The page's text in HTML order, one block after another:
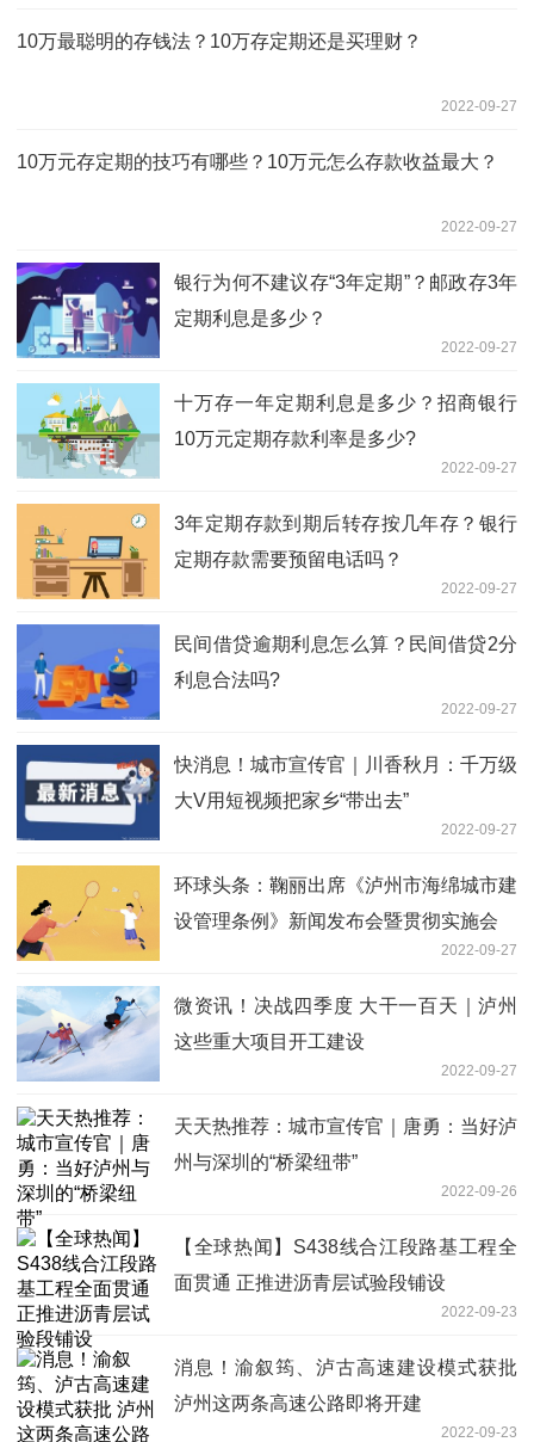
10万最聪明的存钱法？10万存定期还是买理财？
2022-09-27
10万元存定期的技巧有哪些？10万元怎么存款收益最大？
2022-09-27
银行为何不建议存“3年定期”？邮政存3年
定期利息是多少？
2022-09-27
十万存一年定期利息是多少？招商银行
10万元定期存款利率是多少?
2022-09-27
3年定期存款到期后转存按几年存？银行
定期存款需要预留电话吗？
2022-09-27
民间借贷逾期利息怎么算？民间借贷2分
利息合法吗?
2022-09-27
快消息！城市宣传官｜川香秋月：千万级
大V用短视频把家乡“带出去”
2022-09-27
环球头条：鞠丽出席《泸州市海绵城市建
设管理条例》新闻发布会暨贯彻实施会
2022-09-27
微资讯！决战四季度 大干一百天｜泸州
这些重大项目开工建设
2022-09-27
天天热推荐：城市宣传官｜唐勇：当好泸
州与深圳的“桥梁纽带”
2022-09-26
【全球热闻】S438线合江段路基工程全
面贯通 正推进沥青层试验段铺设
2022-09-23
消息！渝叙筠、泸古高速建设模式获批
泸州这两条高速公路即将开建
2022-09-23